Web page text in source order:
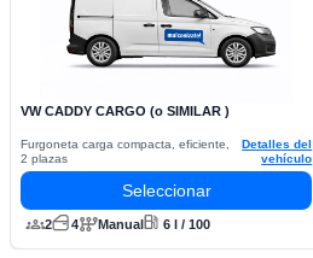
VW CADDY CARGO (o SIMILAR )
Furgoneta carga compacta, eficiente,
2 plazas
Detalles del
vehículo
Seleccionar
2 4 Manual 6 l / 100